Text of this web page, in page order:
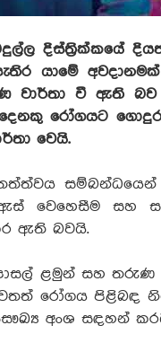
දිස්ත්‍රික්කයේ
යාමේ
වාර්තා වී ඇති බව
දෙනකු රෝගයට
වෙයි.
සම්බන්ධයෙන්
ඇස් වෙහෙසීම සහ
ඇති බවයි.
ළමුන් සහ තරුණ
රෝගය පිළිබඳ
අංශ සඳහන්